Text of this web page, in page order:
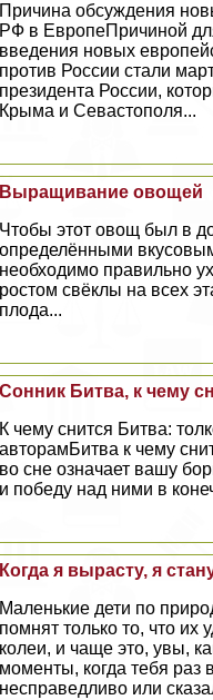
Причина обсуждения
РФ в ЕвропеПричиной
введения новых
против России стали
президента России,
Крыма и Севастополя...
Выращивание овощей
Чтобы этот овощ был в
определёнными
необходимо правильно
ростом свёклы на всех
плода...
Сонник Битва, к чему
К чему снится Битва:
авторамБитва к чему
во сне означает вашу
и победу над ними в
Когда я вырасту, я
Маленькие дети по
помнят только то, что их
колеи, и чаще это, увы,
моменты, когда тебя раз
несправедливо или